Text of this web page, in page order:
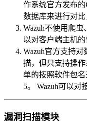
作系统官方发布
数据库来进行对比
Wazuh不使用爬
以对客户端主机的
Wazuh官方支持
描，但只支持操
单的按照软件包名
5。 Wazuh可以对
漏洞扫描模块